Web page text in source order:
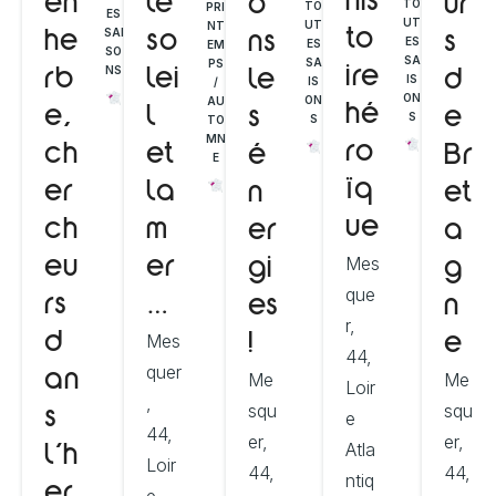
en
he
rb
e,
ch
er
ch
eu
rs
d
an
s
l’h
ES
SAI
SO
NS
le
so
lei
l
et
la
m
er
…
Mes
quer
,
44,
Loir
PRI
NT
EM
PS
/
AU
TO
MN
E
o
ns
le
s
é
n
er
gi
es
!
Me
squ
er,
44,
TO
UT
ES
SA
IS
ON
S
to
ire
hé
ro
ïq
ue
Mes
que
r,
44,
Loir
e
Atla
ntiq
TO
UT
ES
SA
IS
ON
S
ur
s
d
e
Br
et
a
g
n
e
Me
squ
er,
44,